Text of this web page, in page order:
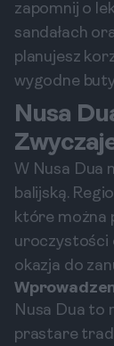
zapomnij o
sandałach
planujesz
wygodne
Nusa
W Nusa Dua
balijską.
które można
uroczystości
okazja do
Nusa Dua to
prastare